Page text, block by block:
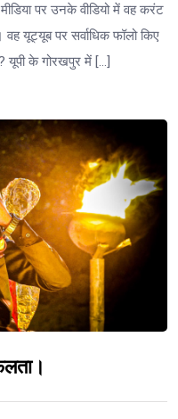
पर उनके वीडियो में वह करंट
यूट्यूब पर सर्वाधिक फॉलो किए
यूपी के गोरखपुर में […]